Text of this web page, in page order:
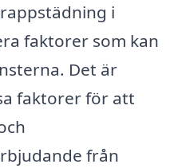
i
faktorer som kan
Det är
faktorer för att
från